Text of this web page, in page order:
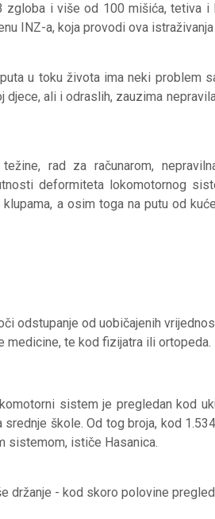
i više od 100 mišića, tetiva i
INZ-a, koja provodi ova
u toku života ima neki problem
djece, ali i odraslih, zauzima
rad za računarom,
deformiteta lokomotornog
a osim toga na putu od
odstupanje od uobičajenih
medicine, te kod fizijatra ili ortopeda.
sistem je pregledan kod
škole. Od tog broja, kod
sistemom, ističe Hasanica.
držanje - kod skoro polovine